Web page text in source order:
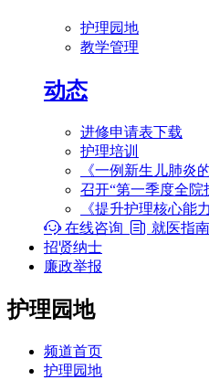
护理园地
教学管理
动态
进修申请表下载
护理培训
《一例新生儿肺炎
召开“第一季度全院
《提升护理核心能
在线咨询  就医指南
招贤纳士
廉政举报
护理园地
频道首页
护理园地